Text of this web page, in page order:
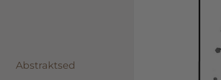
Abstraktsed